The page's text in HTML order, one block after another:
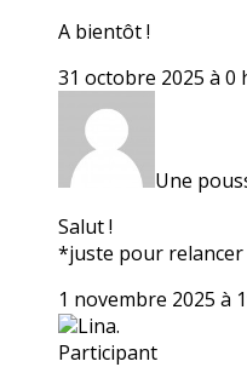
A bientôt !
31 octobre 2025 à 0
Une
Salut !
*juste pour
1 novembre 2025 à
Lina.
Participant